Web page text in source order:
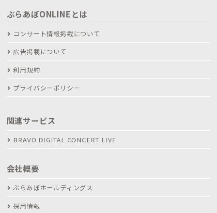
ぶらあぼONLINEとは
コンサート情報掲載について
広告掲載について
利用規約
プライバシーポリシー
関連サービス
BRAVO DIGITAL CONCERT LIVE
会社概要
ぶらあぼホールディングス
採用情報